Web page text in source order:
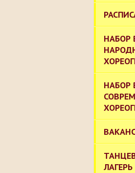
НАБОР
НАБОР
ЛАГЕРЬ